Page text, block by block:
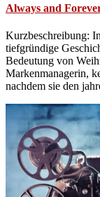
Always and
Kurzbeschreibung:
tiefgründige
Bedeutung von
Markenmanagerin,
nachdem sie den